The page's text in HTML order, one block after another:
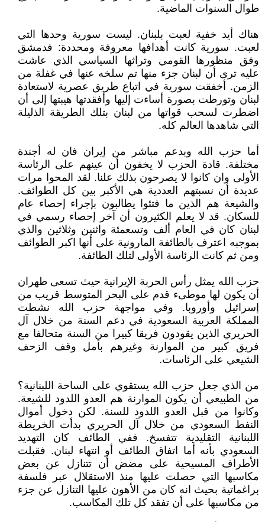
طوال السنوات الماضية.
هناك أيد خفية لعبت بلبنان. ليست سورية وحدها التي
لعبت. سورية كانت أهدافها معروفة ومحددة: فدمشق
وفق منظورها القومي وتراثها السياسي الذي عاشت
عليه ترى أن لبنان جزء منها تم سلخه عنها في غفلة من
الزمن. أخفقت سورية في اتباع طريق عصرية لاستعادة
لبنان وتورطت بصورة أساءت إليها وأفقدتها هيبتها إلى أن
اضطرت لسحب قواتها من لبنان بتلك الطريقة الذليلة
التي شاهدها العالم كله.
أما حزب الله وبدعم مباشر من إيران فان له أجندة
مختلفة. قادة الحزب لا يخفون أن عينهم على الرئاسة
الأولى وان كانوا لا يصرحون بذلك علنا. لقد المحوا مرات
عديدة أن نسبتهم العددية هي الأكبر بين كل الطوائف.
والشيعة هم الذين ما فتئوا يطالبون بإجراء إحصاء عام
للسكان. قد لا يعلم الكثيرون أن آخر إحصاء رسمي في
لبنان كان في العام ألف وتسعمئة واثنين وثلاثين والذي
بموجبه اعترف بالطائفة المارونية على أنها اكبر الطوائف
ومن ثم كانت الرئاسة الأولى لتلك الطائفة.
حزب الله يمثل رأس الحربة الإيرانية حيث تسعى طهران
أن يكون لها موطىء قدم على البحر المتوسط قريب من
إسرائيل وأوروبا. وفي مواجهة حزب الله نشطت
المملكة العربية السعودية في دعم السنة من خلال آل
الحريري الذين يقودون فريقا كبيرا من السنة متحالفا مع
فريق كبير من الموارنة وغيرهم بأمل وقف الزحف
الشيعي على الرئاسات.
من الذي جعل حزب الله يستقوي على الساحة اللبنانية؟
من الطبيعي أن يكون الموارنة هم العدو اللدود للشيعة.
وكانوا من قبل العدو اللدود للسنة. لكن دخول أموال
النفط السعودي من خلال آل الحريري بدأت الخريطة
اللبنانية التقليدية تتفسخ. ففي الطائف كان التهديد
السعودي بأنه أما اتفاق الطائف أو انتهاء لبنان. فقبلت
الأطراف المسيحية على مضض أن تتنازل عن بعض
مكاسبها التي حصلت عليها منذ الاستقلال عبر فلسفة
براغماتية بحيث انه كان من الأهون عليها التنازل عن جزء
من مكاسبها على أن تفقد كل تلك المكاسب.